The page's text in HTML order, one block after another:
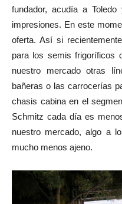
fundador, acudía a
impresiones. En este
oferta. Así si
para los semis frigoríficos
nuestro mercado otras
bañeras o las carrocerías
chasis cabina en el
Schmitz cada día es
nuestro mercado, algo a
mucho menos ajeno.